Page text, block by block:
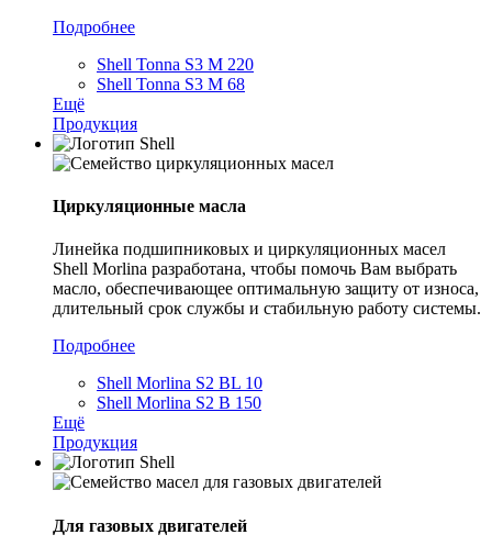
Подробнее
Shell Tonna S3 M 220
Shell Tonna S3 M 68
Ещё
Продукция
Циркуляционные масла
Линейка подшипниковых и циркуляционных масел
Shell Morlina разработана, чтобы помочь Вам выбрать
масло, обеспечивающее оптимальную защиту от износа,
длительный срок службы и стабильную работу системы.
Подробнее
Shell Morlina S2 BL 10
Shell Morlina S2 B 150
Ещё
Продукция
Для газовых двигателей